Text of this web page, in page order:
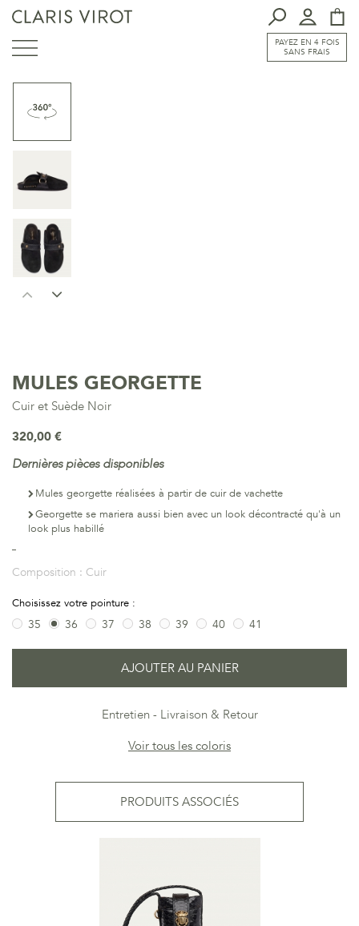
PAYEZ EN 4 FOIS
SANS FRAIS
MULES GEORGETTE
Cuir et Suède Noir
320,00 €
Dernières pièces disponibles
Mules georgette réalisées à partir de cuir de vachette
Georgette se mariera aussi bien avec un look décontracté qu'à un
look plus habillé
Composition : Cuir
Choisissez votre pointure :
35 36 37 38 39 40 41
AJOUTER AU PANIER
Entretien
Livraison & Retour
Voir tous les coloris
PRODUITS ASSOCIÉS